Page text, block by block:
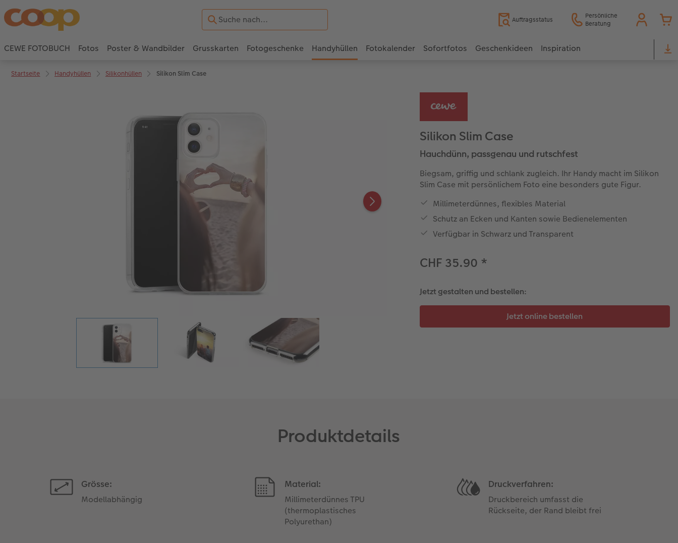
Auftragsstatus
Persönliche
Beratung
CEWE FOTOBUCH Fotos Poster & Wandbilder Grusskarten Fotogeschenke Handyhüllen Fotokalender Sofortfotos Geschenkideen Inspiration
Startseite Handyhüllen Silikonhüllen Silikon Slim Case
Silikon Slim Case
Hauchdünn, passgenau und rutschfest
Biegsam, griffig und schlank zugleich. Ihr Handy macht im Silikon
Slim Case mit persönlichem Foto eine besonders gute Figur.
Millimeterdünnes, flexibles Material
Schutz an Ecken und Kanten sowie Bedienelementen
Verfügbar in Schwarz und Transparent
CHF 35.90 *
Jetzt gestalten und bestellen:
Produktdetails
Grösse:
Modellabhängig
Material:
Millimeterdünnes TPU
(thermoplastisches
Polyurethan)
Druckverfahren:
Druckbereich umfasst die
Rückseite, der Rand bleibt frei